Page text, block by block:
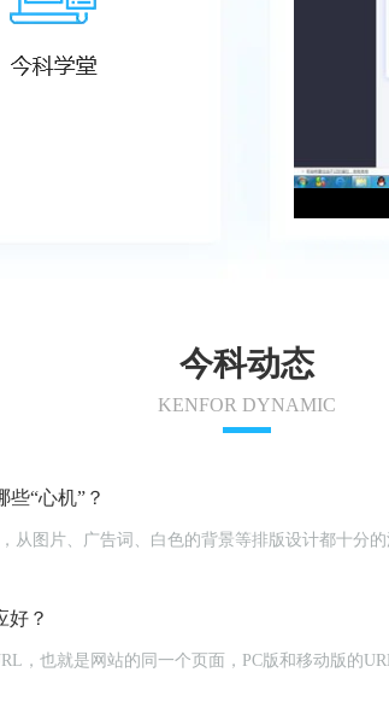
今科动态
KENFOR DYNAMIC
“心机”？
从图片、广告词、白色的背景等排版设计都十分
好？
，也就是网站的同一个页面，PC版和移动版的